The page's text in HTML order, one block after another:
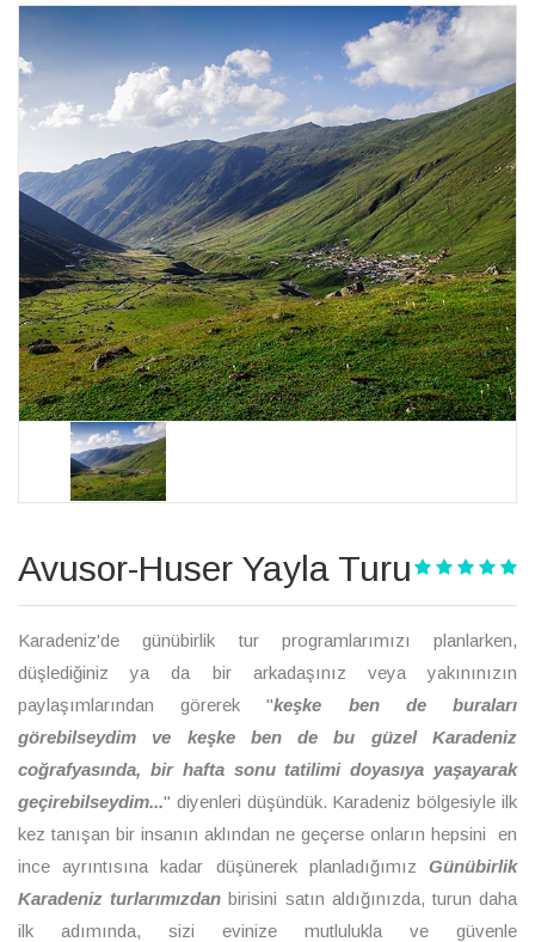
Avusor-Huser Yayla Turu
Karadeniz'de günübirlik tur programlarımızı planlarken,
düşlediğiniz ya da bir arkadaşınız veya yakınınızın
paylaşımlarından görerek "keşke ben de buraları
görebilseydim ve keşke ben de bu güzel Karadeniz
coğrafyasında, bir hafta sonu tatilimi doyasıya yaşayarak
geçirebilseydim..." diyenleri düşündük. Karadeniz bölgesiyle ilk
kez tanışan bir insanın aklından ne geçerse onların hepsini en
ince ayrıntısına kadar düşünerek planladığımız Günübirlik
Karadeniz turlarımızdanbirisini satın aldığınızda, turun daha
ilk adımında, sizi evinize mutlulukla ve güvenle